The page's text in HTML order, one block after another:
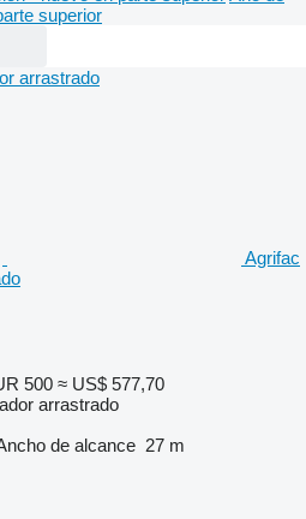
superior
Agrifac
500 ≈ US$ 577,70
arrastrado
de alcance 27 m